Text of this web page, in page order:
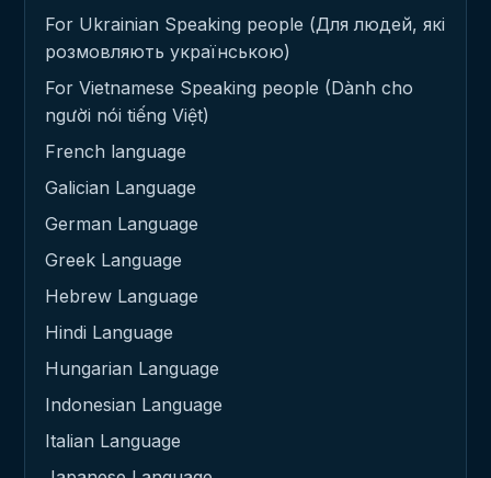
For Ukrainian Speaking people (Для людей, які
розмовляють українською)
For Vietnamese Speaking people (Dành cho
người nói tiếng Việt)
French language
Galician Language
German Language
Greek Language
Hebrew Language
Hindi Language
Hungarian Language
Indonesian Language
Italian Language